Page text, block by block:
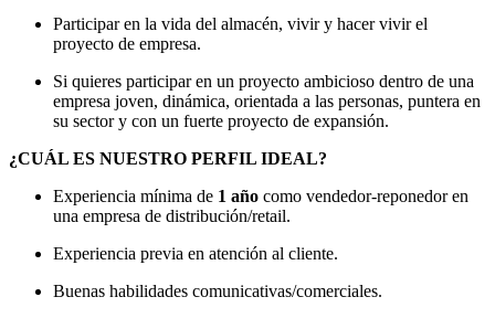
Participar en la vida del almacén, vivir y hacer vivir el
proyecto de empresa.
Si quieres participar en un proyecto ambicioso dentro de una
empresa joven, dinámica, orientada a las personas, puntera en
su sector y con un fuerte proyecto de expansión.
¿CUÁL ES NUESTRO PERFIL IDEAL?
Experiencia mínima de 1 año como vendedor-reponedor en
una empresa de distribución/retail.
Experiencia previa en atención al cliente.
Buenas habilidades comunicativas/comerciales.